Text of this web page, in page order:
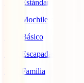
IATI Estándar
IATI Mochilero
IATI Básico
IATI Escapadas
IATI Familia